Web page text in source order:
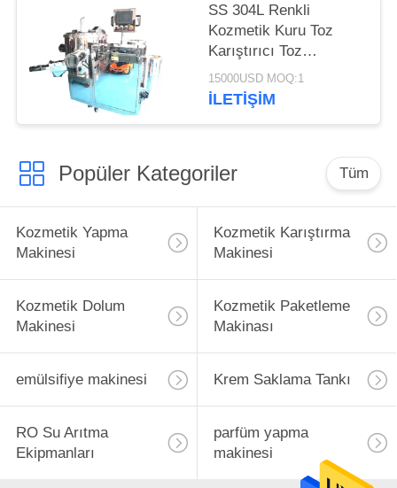
SS 304L Renkli
Kozmetik Kuru Toz
Karıştırıcı Toz
Homojenizatör Son
Model Karıştırıcı
Karıştırıcı
15000USD MOQ:1
İLETIŞIM
Popüler Kategoriler Tüm
Kozmetik Yapma
Makinesi
Kozmetik Karıştırma
Makinesi
Kozmetik Dolum
Makinesi
Kozmetik Paketleme
Makinası
emülsifiye makinesi Krem Saklama Tankı
RO Su Arıtma
Ekipmanları
parfüm yapma
makinesi